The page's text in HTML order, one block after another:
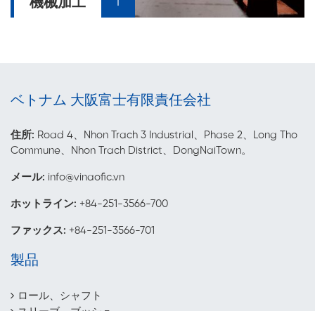
ベトナム 大阪富士有限責任会社
住所: Road 4、Nhon Trach 3 Industrial、Phase 2、Long Tho
Commune、Nhon Trach District、DongNaiTown。
メール: info@vinaofic.vn
ホットライン: +84-251-3566-700
ファックス: +84-251-3566-701
製品
ロール、シャフト